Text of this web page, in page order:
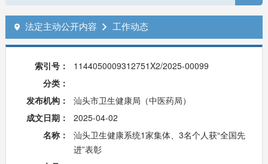
 法定主动公开内容  工作动态
索引号：
1144050009312751X2/2025-00099
分类：
发布机构：
汕头市卫生健康局（中医药局）
成文日期：
2025-04-02
名称：
汕头卫生健康系统1家集体、3名个人获“全国先
进”表彰